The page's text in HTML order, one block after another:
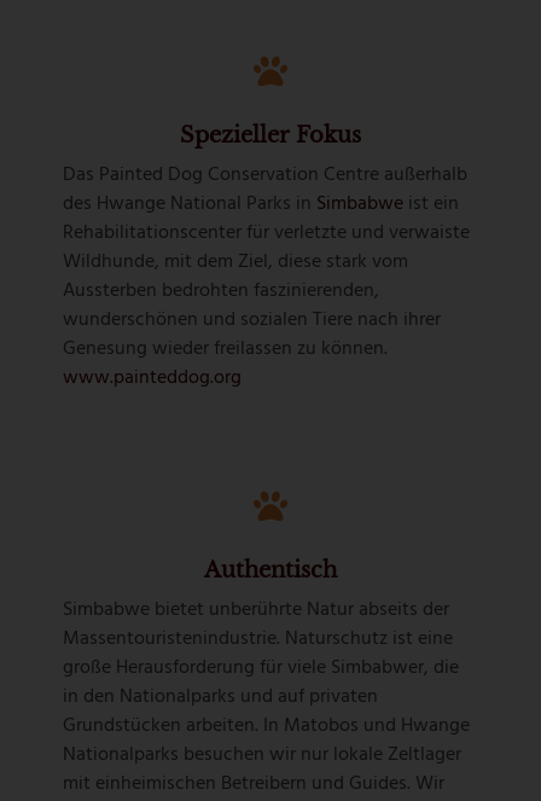
Spezieller Fokus
Das Painted Dog Conservation Centre außerhalb
des Hwange National Parks in Simbabweist ein
Rehabilitationscenter für verletzte und verwaiste
Wildhunde, mit dem Ziel, diese stark vom
Aussterben bedrohten faszinierenden,
wunderschönen und sozialen Tiere nach ihrer
Genesung wieder freilassen zu können.
www.painteddog.org
Authentisch
Simbabwe bietet unberührte Natur abseits der
Massentouristenindustrie. Naturschutz ist eine
große Herausforderung für viele Simbabwer, die
in den Nationalparks und auf privaten
Grundstücken arbeiten. In Matobos und Hwange
Nationalparks besuchen wir nur lokale Zeltlager
mit einheimischen Betreibern und Guides. Wir